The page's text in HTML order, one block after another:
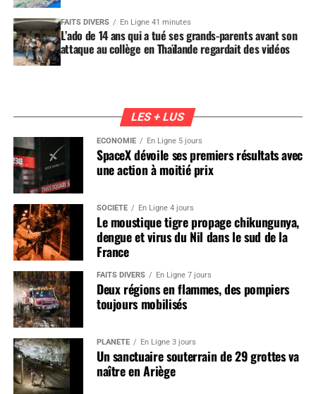
FAITS DIVERS En Ligne 41 minutes
L’ado de 14 ans qui a tué ses grands-parents avant son
attaque au collège en Thaïlande regardait des vidéos
LES + LUS
ÉCONOMIE En Ligne 5 jours
SpaceX dévoile ses premiers résultats avec
une action à moitié prix
SOCIÉTÉ En Ligne 4 jours
Le moustique tigre propage chikungunya,
dengue et virus du Nil dans le sud de la
France
FAITS DIVERS En Ligne 7 jours
Deux régions en flammes, des pompiers
toujours mobilisés
PLANÈTE En Ligne 3 jours
Un sanctuaire souterrain de 29 grottes va
naître en Ariège